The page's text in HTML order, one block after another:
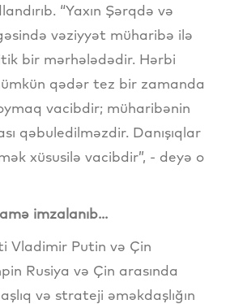
“Yaxın Şərqdə və
vəziyyət müharibə ilə
bir mərhələdədir. Hərbi
qədər tez bir zamanda
vacibdir; müharibənin
qəbuledilməzdir. Danışıqlar
xüsusilə vacibdir”, - deyə o
imzalanıb...
Vladimir Putin və Çin
Rusiya və Çin arasında
və strateji əməkdaşlığın